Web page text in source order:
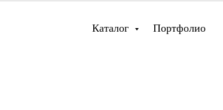
Каталог Портфолио